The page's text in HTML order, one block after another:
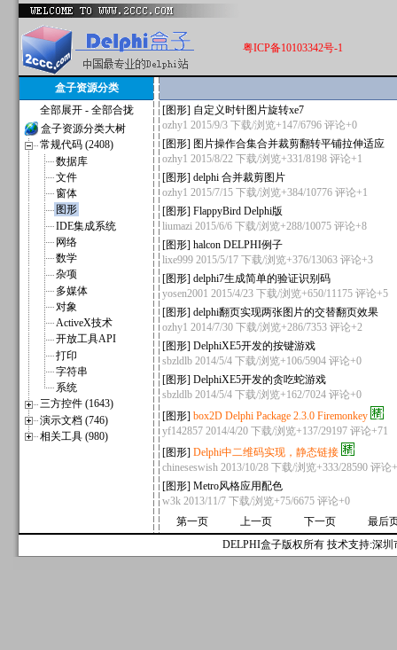
粤ICP备10103342号-1
盒子资源分类
全部展开- 全部合拢
盒子资源分类大树
常规代码 (2408)
数据库
文件
窗体
图形
IDE集成系统
网络
数学
杂项
多媒体
对象
ActiveX技术
开放工具API
打印
字符串
系统
三方控件 (1643)
演示文档 (746)
相关工具 (980)
[图形] 自定义时针图片旋转xe7
ozhy1 2015/9/3 下载/浏览+147/6796 评论+0
[图形] 图片操作合集合并裁剪翻转平铺拉伸适应
ozhy1 2015/8/22 下载/浏览+331/8198 评论+1
[图形] delphi 合并裁剪图片
ozhy1 2015/7/15 下载/浏览+384/10776 评论+1
[图形] FlappyBird Delphi版
liumazi 2015/6/6 下载/浏览+288/10075 评论+8
[图形] halcon DELPHI例子
lixe999 2015/5/17 下载/浏览+376/13063 评论+3
[图形] delphi7生成简单的验证识别码
yosen2001 2015/4/23 下载/浏览+650/11175 评论+5
[图形] delphi翻页实现两张图片的交替翻页效果
ozhy1 2014/7/30 下载/浏览+286/7353 评论+2
[图形] DelphiXE5开发的按键游戏
sbzldlb 2014/5/4 下载/浏览+106/5904 评论+0
[图形] DelphiXE5开发的贪吃蛇游戏
sbzldlb 2014/5/4 下载/浏览+162/7024 评论+0
[图形] box2D Delphi Package 2.3.0 Firemonkey
yf142857 2014/4/20 下载/浏览+137/29197 评论+71
[图形] Delphi中二维码实现，静态链接
chineseswish 2013/10/28 下载/浏览+333/28590 评论
[图形] Metro风格应用配色
w3k 2013/11/7 下载/浏览+75/6675 评论+0
第一页
上一页 下一页
最后
DELPHI盒子版权所有 技术支持:深